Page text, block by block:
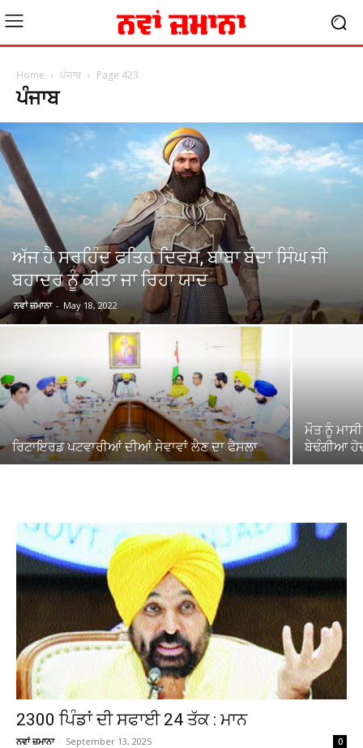
Home ਪੰਜਾਬ Page 423
ਪੰਜਾਬ
ਅੱਜ ਹੈ ਸਰਹਿੰਦ ਫਤਿਹ ਦਿਵਸ, ਬਾਬਾ ਬੰਦਾ ਸਿੰਘ ਜੀ
ਬਹਾਦਰ ਨੂੰ ਕੀਤਾ ਜਾ ਰਿਹਾ ਯਾਦ
ਨਵਾਂ ਜ਼ਮਾਨਾ - May 18, 2022
ਰਿਟਾਇਰਡ ਪਟਵਾਰੀਆਂ ਦੀਆਂ ਸੇਵਾਵਾਂ ਲੈਣ ਦਾ ਫੈਸਲਾ
ਮੌਤ ਨੂੰ
ਬੇਢੰਗੀਆ
2300 ਪਿੰਡਾਂ ਦੀ ਸਫਾਈ 24 ਤੱਕ : ਮਾਨ
ਨਵਾਂ ਜ਼ਮਾਨਾ - September 13, 2025 0